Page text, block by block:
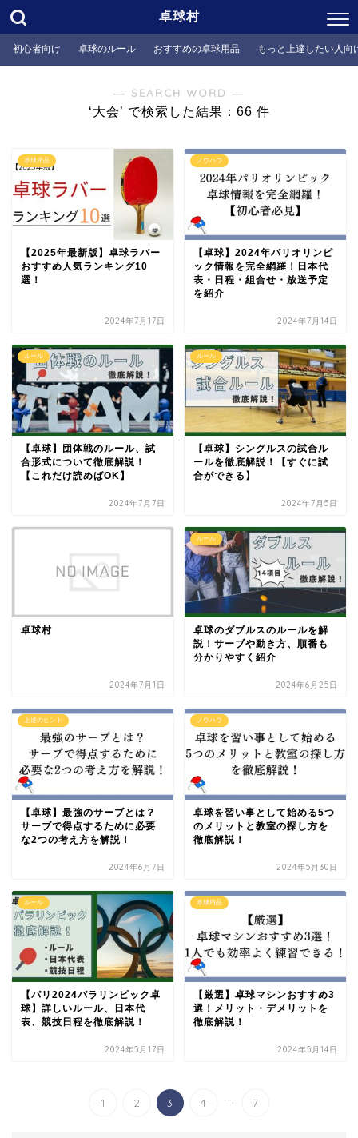
卓球村
初心者向け 卓球のルール おすすめの卓球用品 もっと上達したい人向
― SEARCH WORD ―
‘大会’ で検索した結果：66 件
卓球用品
【2025年最新版】卓球ラバー
おすすめ人気ランキング10
選！
2024年7月17日
ノウハウ
【卓球】2024年パリオリンピ
ック情報を完全網羅！日本代
表・日程・組合せ・放送予定
を紹介
2024年7月14日
ルール
【卓球】団体戦のルール、試
合形式について徹底解説！
【これだけ読めばOK】
2024年7月7日
ルール
【卓球】シングルスの試合ル
ールを徹底解説！【すぐに試
合ができる】
2024年7月5日
卓球村
2024年7月1日
ルール
卓球のダブルスのルールを解
説！サーブや動き方、順番も
分かりやすく紹介
2024年6月25日
上達のヒント
【卓球】最強のサーブとは？
サーブで得点するために必要
な2つの考え方を解説！
2024年6月7日
ノウハウ
卓球を習い事として始める5つ
のメリットと教室の探し方を
徹底解説！
2024年5月30日
ルール
【パリ2024パラリンピック卓
球】詳しいルール、日本代
表、競技日程を徹底解説！
2024年5月17日
卓球用品
【厳選】卓球マシンおすすめ3
選！メリット・デメリットを
徹底解説！
2024年5月14日
1 2 3 4 ... 7